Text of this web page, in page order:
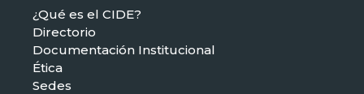
¿Qué es el CIDE?
Directorio
Documentación Institucional
Ética
Sedes